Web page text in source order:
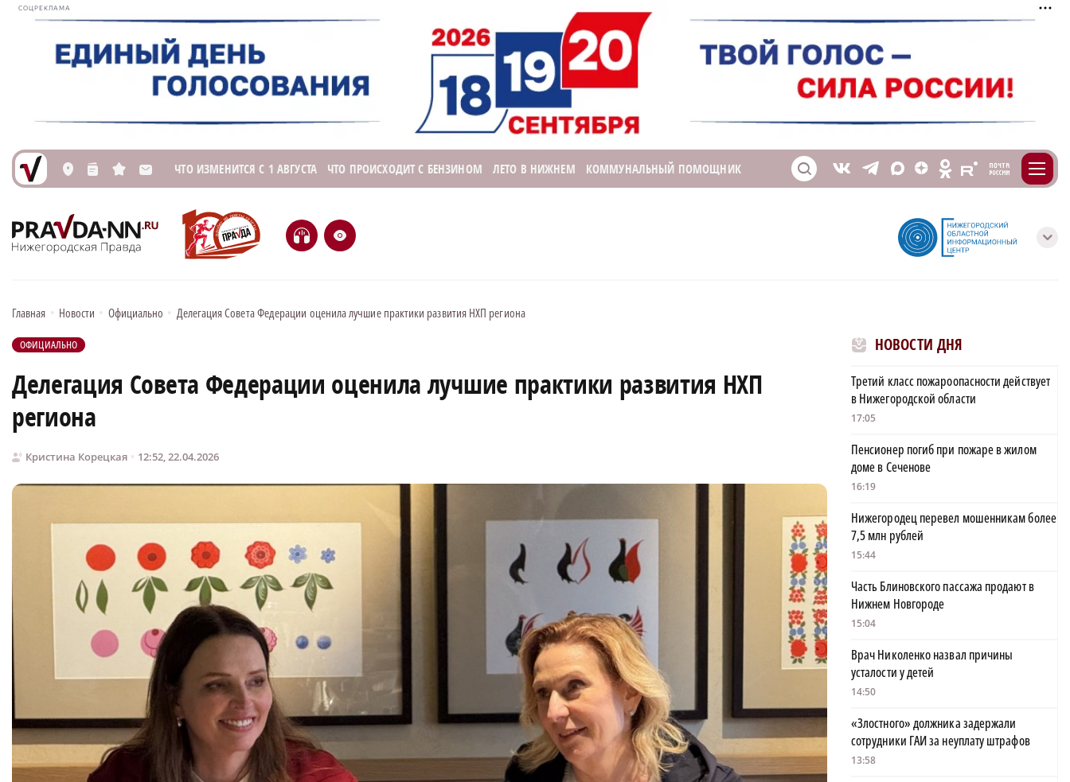
СОЦРЕКЛАМА
L n s M ЧТО ИЗМЕНИТСЯ С 1 АВГУСТА ЧТО ПРОИСХОДИТ С БЕНЗИНОМ ЛЕТО В НИЖНЕМ КОММУНАЛЬНЫЙ ПОМОЩНИК S V T X Z O E m
H e с
Главная • Новости • Официально • Делегация Совета Федерации оценила лучшие практики развития НХП региона
ОФИЦИАЛЬНО
Делегация Совета Федерации оценила лучшие практики развития НХП
региона
Кристина Корецкая 12:52, 22.04.2026
НОВОСТИ ДНЯ
Третий класс пожароопасности действует
в Нижегородской области
17:05
Пенсионер погиб при пожаре в жилом
доме в Сеченове
16:19
Нижегородец перевел мошенникам более
7,5 млн рублей
15:44
Часть Блиновского пассажа продают в
Нижнем Новгороде
15:04
Врач Николенко назвал причины
усталости у детей
14:50
«Злостного» должника задержали
сотрудники ГАИ за неуплату штрафов
13:58